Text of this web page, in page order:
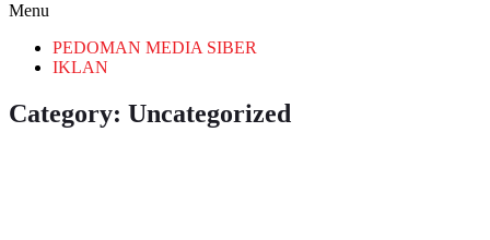
Menu
PEDOMAN MEDIA SIBER
IKLAN
Category: Uncategorized